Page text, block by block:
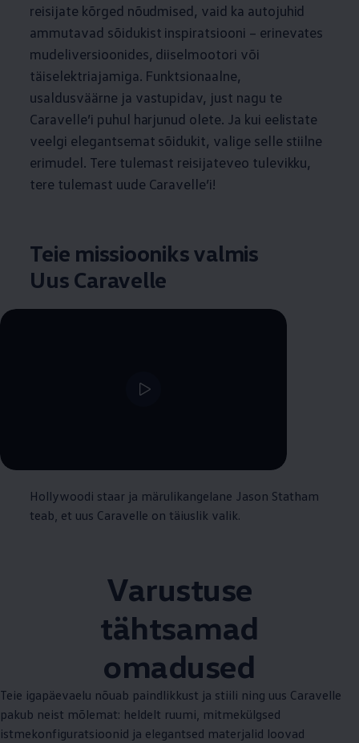
reisijate kõrged nõudmised, vaid ka autojuhid
ammutavad sõidukist inspiratsiooni – erinevates
mudeliversioonides, diiselmootori või
täiselektriajamiga. Funktsionaalne,
usaldusväärne ja vastupidav, just nagu te
Caravelle’i puhul harjunud olete. Ja kui eelistate
veelgi elegantsemat sõidukit, valige selle stiilne
erimudel. Tere tulemast reisijateveo tulevikku,
tere tulemast uude Caravelle’i!
Teie missiooniks valmis
Uus Caravelle
Remaining time, --:--
Hollywoodi staar ja märulikangelane Jason Statham
teab, et uus Caravelle on täiuslik valik.
Varustuse
tähtsamad
omadused
Teie igapäevaelu nõuab paindlikkust ja stiili ning uus Caravelle
pakub neist mõlemat: heldelt ruumi, mitmekülgsed
istmekonfiguratsioonid ja elegantsed materjalid loovad